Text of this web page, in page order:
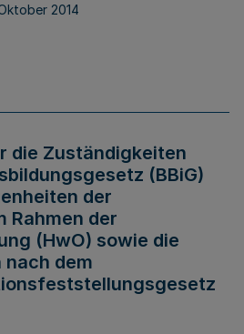
2014
die Zuständigkeiten
(BBiG)
der
Rahmen der
(HwO) sowie die
dem